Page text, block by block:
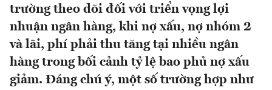
trường theo dõi đối với triển vọng lợi
nhuận ngân hàng, khi nợ xấu, nợ nhóm 2
và lãi, phí phải thu tăng tại nhiều ngân
hàng trong bối cảnh tỷ lệ bao phủ nợ xấu
giảm. Đáng chú ý, một số trường hợp như